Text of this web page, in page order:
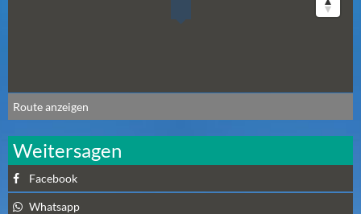
S
T
(
1
7
)
Route anzeigen
Weitersagen
Facebook
Whatsapp